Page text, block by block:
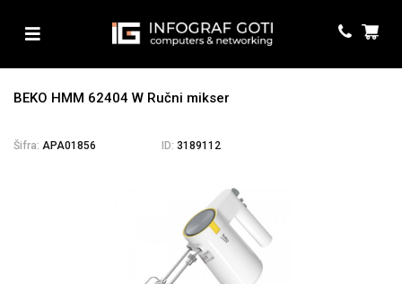
BEKO HMM 62404 W Ručni mikser
Šifra: APA01856 ID: 3189112